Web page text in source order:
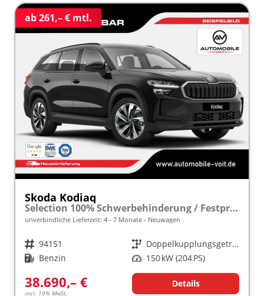
ab 261,– € mtl.
Skoda Kodiaq
Selection 100% Schwerbehinderung / Festpreisgarantie* Modelljahr 2.0 TSI 204 PS DSG 4x4 "Sonderangebot bei Schwerbehinderung" frei konfigurierbar!
unverbindliche Lieferzeit: 4 - 7 Monate Neuwagen
Fahrzeugnr. 94151 Getriebe
Doppelkupplungsgetriebe (DSG)
Kraftstoff Benzin Leistung 150 kW (204 PS)
38.690,– €
incl. 19% MwSt.
Details